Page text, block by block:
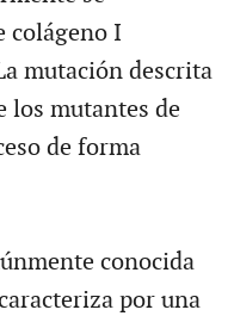
colágeno I
mutación descrita
los mutantes de
de forma
conocida
por una